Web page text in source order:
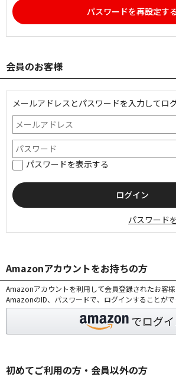
パスワードを再設定する
会員のお客様
メールアドレスとパスワードを入力してロ
パスワードを表示する
パスワード
Amazonアカウントをお持ちの方
Amazonアカウントを利用して会員登録されたお客様
AmazonのID、パスワードで、ログインすることがで
初めてご利用の方・会員以外の方